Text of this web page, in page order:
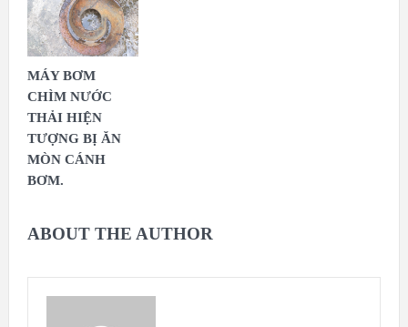
MÁY BƠM
CHÌM NƯỚC
THẢI HIỆN
TƯỢNG BỊ ĂN
MÒN CÁNH
BƠM.
ABOUT THE AUTHOR